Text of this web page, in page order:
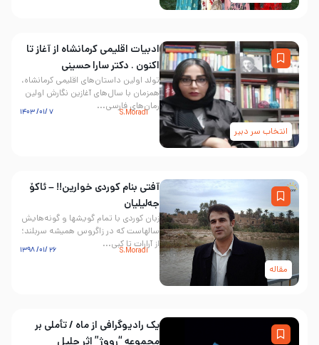
انتخاب سر دبیر
ادبیات اقلیمی کرمانشاه از آغاز تا
اکنون . دکتر سارا حسینی
تولد اولین داستان‌های اقلیمی کرمانشاه،
همزمان با سال‌های آغازین نگارش اولین
رمان‌های فارسی...
S.Moradi ۷ /۰۱/ ۱۴۰۳
مقاله
آفتی بنام کوردی خوارین!! – ئاکۆ
جەلیلیان
زبان کوردی با تمام گویشها و گونه‌هایش
سالهاست که‌ در زاگروس همیشه سربلند؛
از آرارات تا کبی...
S.Moradi ۲۶ /۰۱/ ۱۳۹۸
یک رادیوگرافی از ماه / تأملی بر
مجموعه “رووژ” اثر جلیل